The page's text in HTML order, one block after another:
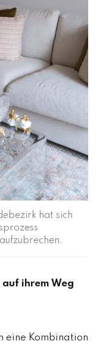
hat sich
ihrem Weg
eine Kombination